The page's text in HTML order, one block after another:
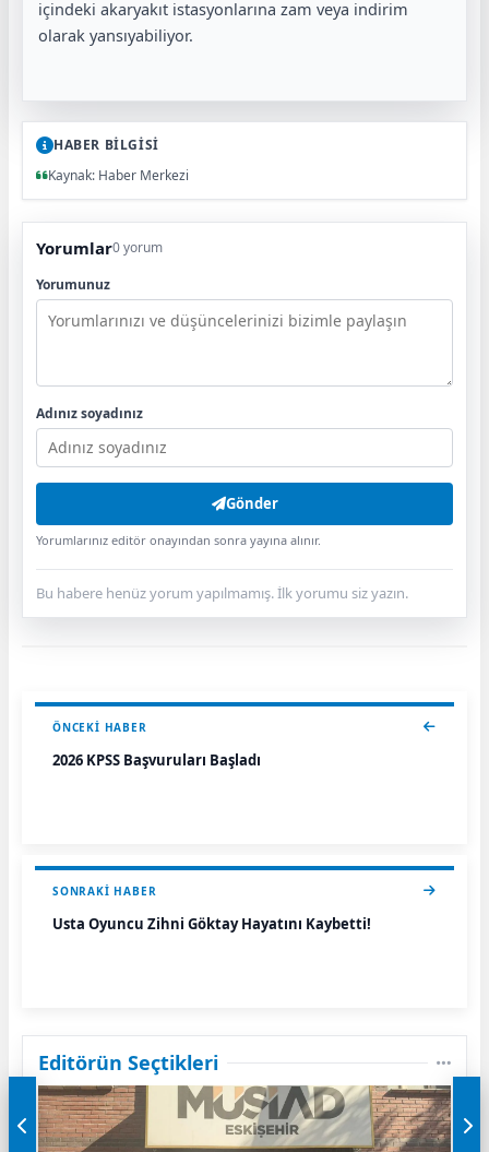
içindeki akaryakıt istasyonlarına zam veya indirim
olarak yansıyabiliyor.
HABER BİLGİSİ
Kaynak: Haber Merkezi
Yorumlar0 yorum
Yorumunuz
Adınız soyadınız
Gönder
Yorumlarınız editör onayından sonra yayına alınır.
Bu habere henüz yorum yapılmamış. İlk yorumu siz yazın.
ÖNCEKI HABER
2026 KPSS Başvuruları Başladı
SONRAKI HABER
Usta Oyuncu Zihni Göktay Hayatını Kaybetti!
Editörün Seçtikleri